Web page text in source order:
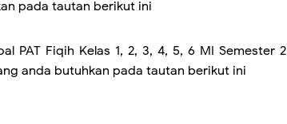
pada tautan berikut ini
PAT Fiqih Kelas 1, 2, 3, 4, 5, 6 MI Semester 2
anda butuhkan pada tautan berikut ini